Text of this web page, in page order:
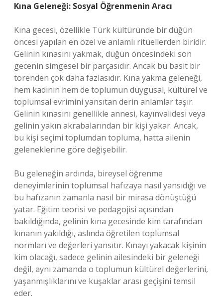
Kına Geleneği: Sosyal Öğrenmenin Aracı
Kına gecesi, özellikle Türk kültüründe bir düğün
öncesi yapılan en özel ve anlamlı ritüellerden biridir.
Gelinin kınasını yakmak, düğün öncesindeki son
gecenin simgesel bir parçasıdır. Ancak bu basit bir
törenden çok daha fazlasıdır. Kına yakma geleneği,
hem kadının hem de toplumun duygusal, kültürel ve
toplumsal evrimini yansıtan derin anlamlar taşır.
Gelinin kınasını genellikle annesi, kayınvalidesi veya
gelinin yakın akrabalarından bir kişi yakar. Ancak,
bu kişi seçimi toplumdan topluma, hatta ailenin
geleneklerine göre değişebilir.
Bu geleneğin ardında, bireysel öğrenme
deneyimlerinin toplumsal hafızaya nasıl yansıdığı ve
bu hafızanın zamanla nasıl bir mirasa dönüştüğü
yatar. Eğitim teorisi ve pedagojisi açısından
bakıldığında, gelinin kına gecesinde kim tarafından
kınanın yakıldığı, aslında öğretilen toplumsal
normları ve değerleri yansıtır. Kınayı yakacak kişinin
kim olacağı, sadece gelinin ailesindeki bir geleneği
değil, aynı zamanda o toplumun kültürel değerlerini,
yaşanmışlıklarını ve kuşaklar arası geçişini temsil
eder.